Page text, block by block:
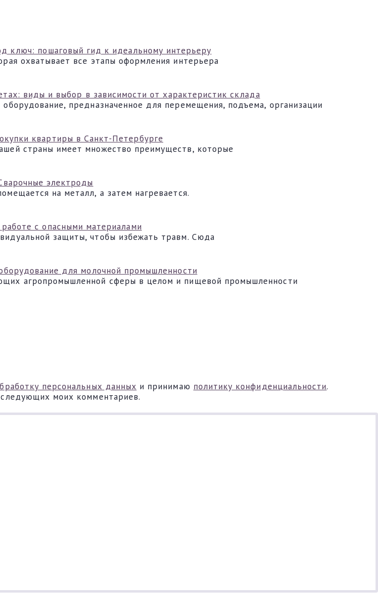
ключ: пошаговый гид к идеальному интерьеру
охватывает все этапы оформления интерьера
виды и выбор в зависимости от характеристик склада
предназначенное для перемещения, подъема, организации
квартиры в Санкт-Петербурге
страны имеет множество преимуществ, которые
электроды
на металл, а затем нагревается.
с опасными материалами
защиты, чтобы избежать травм. Сюда
для молочной промышленности
агропромышленной сферы в целом и пищевой промышленности
персональных данных и принимаю политику конфиденциальности.
моих комментариев.